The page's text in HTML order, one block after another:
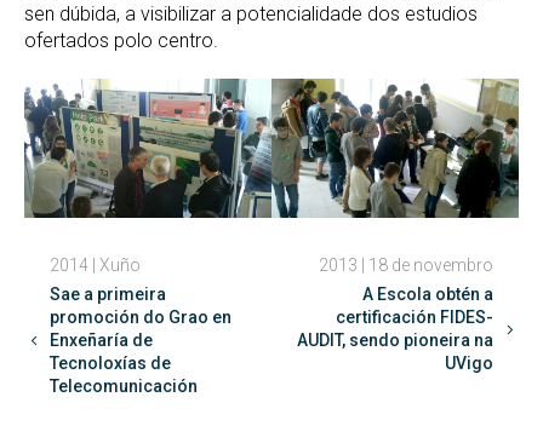
sen dúbida, a visibilizar a potencialidade dos estudios
ofertados polo centro.
2014 | Xuño
Sae a primeira
promoción do Grao en
Enxeñaría de
Tecnoloxías de
Telecomunicación
2013 | 18 de novembro
A Escola obtén a
certificación FIDES-
AUDIT, sendo pioneira na
UVigo